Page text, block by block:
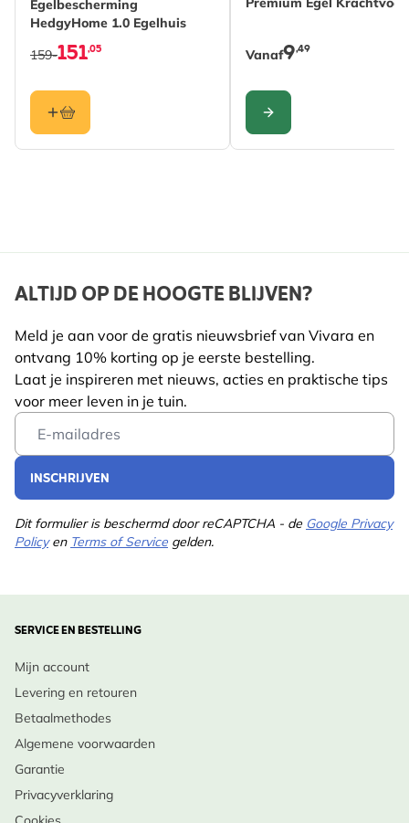
• Wanneer de eitjes uitkomen vormt het stuifmeel
voedsel voor de jonge bij en werkt hij zich zo naar
buiten om uit te vliegen.
Materiaal
Hout (FSC® 100%),
Egelbescherming
HedgyHome 1.0 Egelhuis
151,05
159- Vanaf9,49
CONFIGURE
ALTIJD OP DE HOOGTE BLIJVEN?
Meld je aan voor de gratis nieuwsbrief van Vivara en
ontvang 10% korting op je eerste bestelling.
Laat je inspireren met nieuws, acties en praktische tips
voor meer leven in je tuin.
Email Address
INSCHRIJVEN
Dit formulier is beschermd door reCAPTCHA - de Google Privacy
Policyen Terms of Service gelden.
SERVICE EN BESTELLING
Mijn account
Levering en retouren
Betaalmethodes
Algemene voorwaarden
Garantie
Privacyverklaring